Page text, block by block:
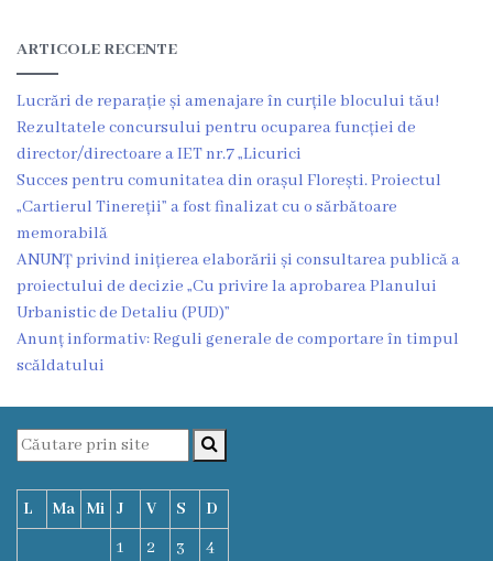
Secretar
Consilieri
Regulamentul
Consiliului
Ședințele
Consiliului
online
Deciziile
Consiliului
Procese-
verbale
ARTICOLE RECENTE
Lucrări de reparație și amenajare în curțile blocului tău!
Rezultatele concursului pentru ocuparea funcției de
director/directoare a IET nr.7 „Licurici
Succes pentru comunitatea din orașul Florești. Proiectul
„Cartierul Tinereții” a fost finalizat cu o sărbătoare
memorabilă
ANUNȚ privind inițierea elaborării și consultarea publică a
proiectului de decizie „Cu privire la aprobarea Planului
Urbanistic de Detaliu (PUD)”
Anunț informativ: Reguli generale de comportare în timpul
scăldatului
L Ma Mi J V S
D
1
2 3
4